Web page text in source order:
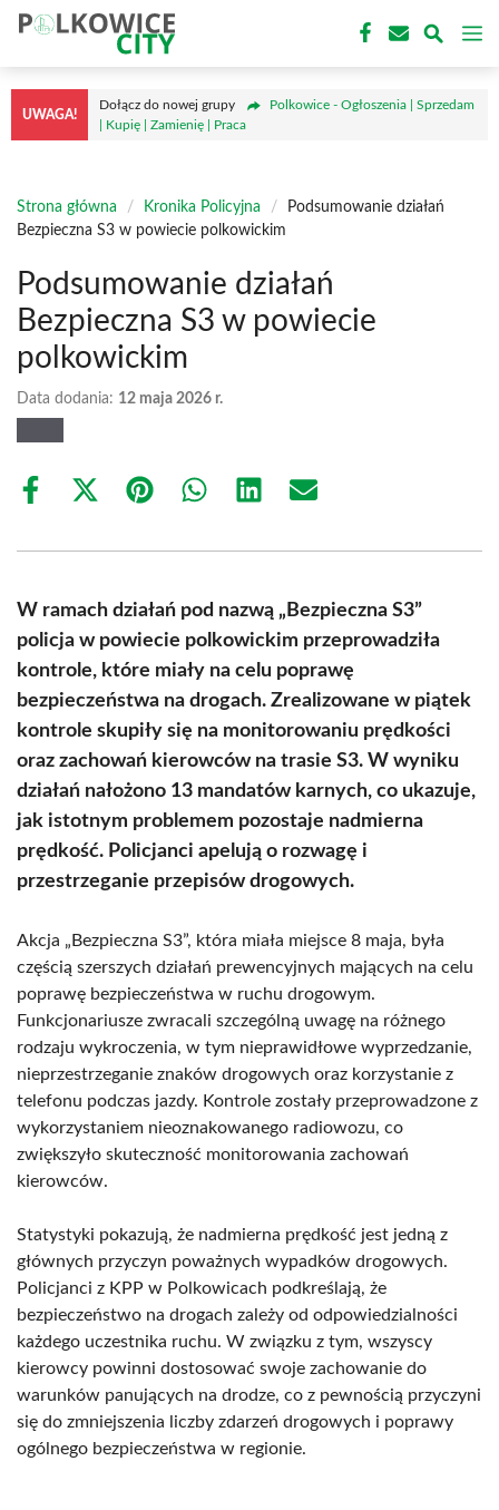
Przejdź
treści
UWAGA!
Dołącz do nowej grupy
Polkowice - Ogłoszenia | Sprzedam
| Kupię | Zamienię | Praca
Strona główna / Kronika Policyjna /
Podsumowanie działań
Bezpieczna S3 w powiecie polkowickim
Podsumowanie działań
Bezpieczna S3 w powiecie
polkowickim
Data dodania: 12 maja 2026 r.
Share
Share
(Twitter)
Share Share Share Share
W ramach działań pod nazwą „Bezpieczna S3”
policja w powiecie polkowickim przeprowadziła
kontrole, które miały na celu poprawę
bezpieczeństwa na drogach. Zrealizowane w piątek
kontrole skupiły się na monitorowaniu prędkości
oraz zachowań kierowców na trasie S3. W wyniku
działań nałożono 13 mandatów karnych, co ukazuje,
jak istotnym problemem pozostaje nadmierna
prędkość. Policjanci apelują o rozwagę i
przestrzeganie przepisów drogowych.
Akcja „Bezpieczna S3”, która miała miejsce 8 maja, była
częścią szerszych działań prewencyjnych mających na celu
poprawę bezpieczeństwa w ruchu drogowym.
Funkcjonariusze zwracali szczególną uwagę na różnego
rodzaju wykroczenia, w tym nieprawidłowe wyprzedzanie,
nieprzestrzeganie znaków drogowych oraz korzystanie z
telefonu podczas jazdy. Kontrole zostały przeprowadzone z
wykorzystaniem nieoznakowanego radiowozu, co
zwiększyło skuteczność monitorowania zachowań
kierowców.
Statystyki pokazują, że nadmierna prędkość jest jedną z
głównych przyczyn poważnych wypadków drogowych.
Policjanci z KPP w Polkowicach podkreślają, że
bezpieczeństwo na drogach zależy od odpowiedzialności
każdego uczestnika ruchu. W związku z tym, wszyscy
kierowcy powinni dostosować swoje zachowanie do
warunków panujących na drodze, co z pewnością przyczyni
się do zmniejszenia liczby zdarzeń drogowych i poprawy
ogólnego bezpieczeństwa w regionie.